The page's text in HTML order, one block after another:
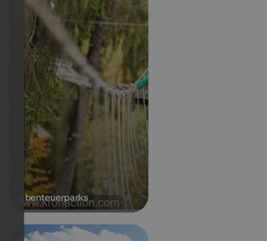
Abenteuerparks